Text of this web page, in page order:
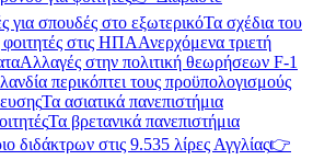
για σπουδές στο εξωτερικόΤα σχέδια του
φοιτητές στις ΗΠΑΑνερχόμενα τριετή
Αλλαγές στην πολιτική θεωρήσεων F-1
περικόπτει τους προϋπολογισμούς
Τα ασιατικά πανεπιστήμια
Τα βρετανικά πανεπιστήμια
διδάκτρων στις 9.535 λίρες Αγγλίας👉